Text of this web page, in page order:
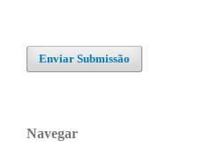
Enviar Submissão
Navegar